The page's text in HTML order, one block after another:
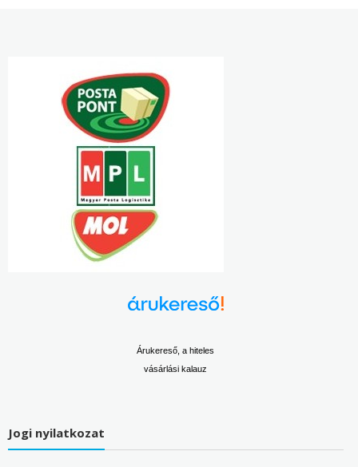
Árukereső, a hiteles
vásárlási kalauz
Jogi nyilatkozat